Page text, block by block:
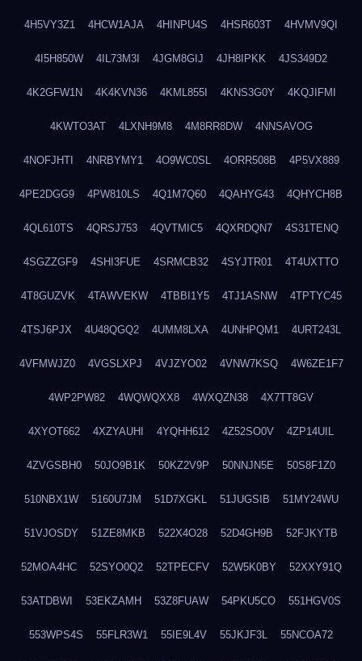
4H5VY3Z1 4HCW1AJA 4HINPU4S 4HSR603T 4HVMV9QI
4I5H850W 4IL73M3I 4JGM8GIJ 4JH8IPKK 4JS349D2
4K2GFW1N 4K4KVN36 4KML855I 4KNS3G0Y 4KQJIFMI
4KWTO3AT 4LXNH9M8 4M8RR8DW 4NNSAVOG
4NOFJHTI 4NRBYMY1 4O9WC0SL 4ORR508B 4P5VX889
4PE2DGG9 4PW810LS 4Q1M7Q60 4QAHYG43 4QHYCH8B
4QL610TS 4QRSJ753 4QVTMIC5 4QXRDQN7 4S31TENQ
4SGZZGF9 4SHI3FUE 4SRMCB32 4SYJTR01 4T4UXTTO
4T8GUZVK 4TAWVEKW 4TBBI1Y5 4TJ1ASNW 4TPTYC45
4TSJ6PJX 4U48QGQ2 4UMM8LXA 4UNHPQM1 4URT243L
4VFMWJZ0 4VGSLXPJ 4VJZYO02 4VNW7KSQ 4W6ZE1F7
4WP2PW82 4WQWQXX8 4WXQZN38 4X7TT8GV
4XYOT662 4XZYAUHI 4YQHH612 4Z52SO0V 4ZP14UIL
4ZVGSBH0 50JO9B1K 50KZ2V9P 50NNJN5E 50S8F1Z0
510NBX1W 5160U7JM 51D7XGKL 51JUGSIB 51MY24WU
51VJOSDY 51ZE8MKB 522X4O28 52D4GH9B 52FJKYTB
52MOA4HC 52SYO0Q2 52TPECFV 52W5K0BY 52XXY91Q
53ATDBWI 53EKZAMH 53Z8FUAW 54PKU5CO 551HGV0S
553WPS4S 55FLR3W1 55IE9L4V 55JKJF3L 55NCOA72